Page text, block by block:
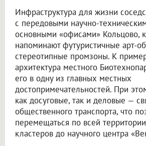
Инфраструктура для жизни
с передовыми научно-
основными «офисами» Кольцово,
напоминают футуристичные арт-
стереотипные промзоны. К
архитектура местного
его в одну из главных местных
достопримечательностей. При
как досуговые, так и деловые —
общественного транспорта, что
перемещаться по всей
кластеров до научного центра